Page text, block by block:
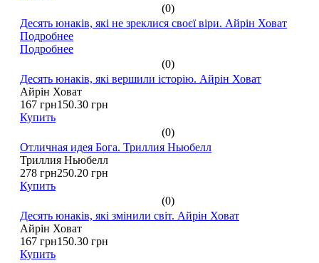
(0)
Десять юнаків, які не зреклися своєї віри. Айрін Ховат
Подробнее
Подробнее
(0)
Десять юнаків, які вершили історію. Айрін Ховат
Айрін Ховат
167 грн150.30 грн
Купить
(0)
Отличная идея Бога. Триллия Ньюбелл
Триллия Ньюбелл
278 грн250.20 грн
Купить
(0)
Десять юнаків, які змінили світ. Айрін Ховат
Айрін Ховат
167 грн150.30 грн
Купить